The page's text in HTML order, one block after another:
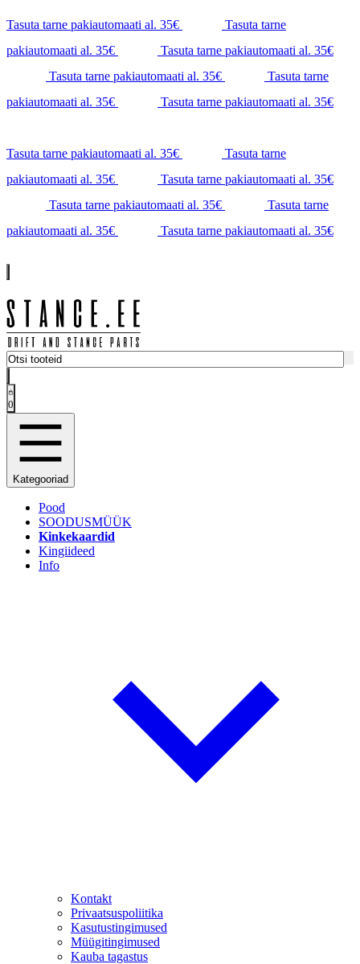
Tasuta tarne pakiautomaati al. 35€
Tasuta tarne
pakiautomaati al. 35€
Tasuta tarne pakiautomaati al. 35€
Tasuta tarne pakiautomaati al. 35€
Tasuta tarne
pakiautomaati al. 35€
Tasuta tarne pakiautomaati al. 35€
Tasuta tarne pakiautomaati al. 35€
Tasuta tarne
pakiautomaati al. 35€
Tasuta tarne pakiautomaati al. 35€
Tasuta tarne pakiautomaati al. 35€
Tasuta tarne
pakiautomaati al. 35€
Tasuta tarne pakiautomaati al. 35€
0
Kategooriad
Pood
SOODUSMÜÜK
Kinkekaardid
Kingiideed
Info
Kontakt
Privaatsuspoliitika
Kasutustingimused
Müügitingimused
Kauba tagastus